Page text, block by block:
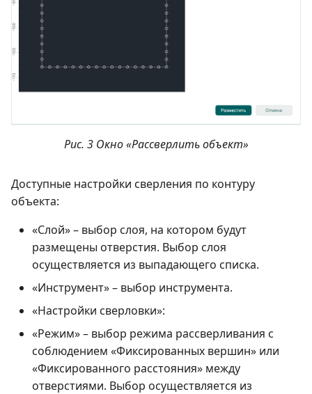
Рис. 3 Окно «Рассверлить объект»
Доступные настройки сверления по контуру
объекта:
«Слой» – выбор слоя, на котором будут
размещены отверстия. Выбор слоя
осуществляется из выпадающего списка.
«Инструмент» – выбор инструмента.
«Настройки сверловки»:
«Режим» – выбор режима рассверливания с
соблюдением «Фиксированных вершин» или
«Фиксированного расстояния» между
отверстиями. Выбор осуществляется из